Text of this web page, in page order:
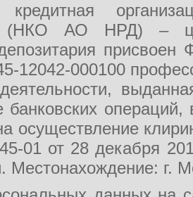
кредитная
(НКО АО НРД) –
депозитария
12042-000100
деятельности,
банковских
осуществление
01 от 28 декабря
Местонахождение: г.